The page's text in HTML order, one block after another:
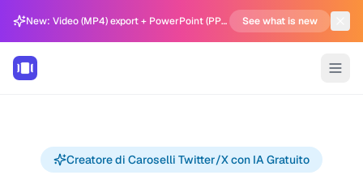
New: Video (MP4) export + PowerPoint (PPTX) support in Carousel Generator See what is new
Creatore di Caroselli Twitter/X con IA Gratuito